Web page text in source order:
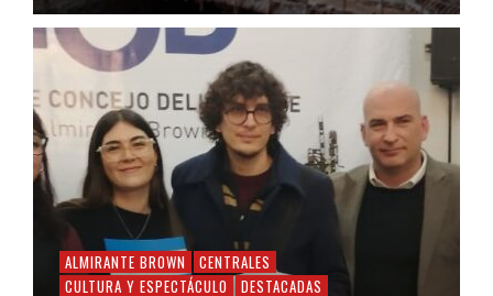
ALMIRANTE BROWN
CENTRALES
CULTURA Y ESPECTÁCULO
DESTACADAS